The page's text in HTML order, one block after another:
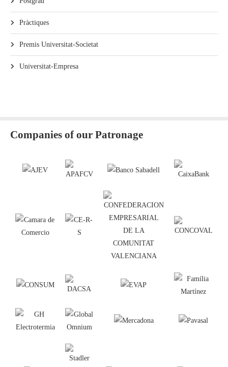
Pràctiques
Premis Universitat-Societat
Universitat-Empresa
Companies of our Patronage